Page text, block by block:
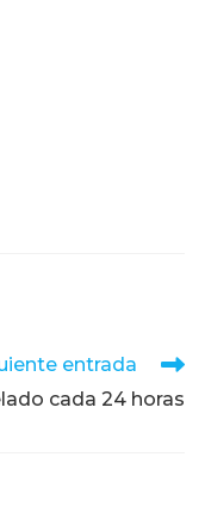
entrada
cada 24 horas